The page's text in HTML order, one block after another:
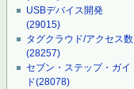
USBデバイス開発
(29015)
タグクラウド/アクセス数
(28257)
セブン・ステップ・ガイ
ド(28078)